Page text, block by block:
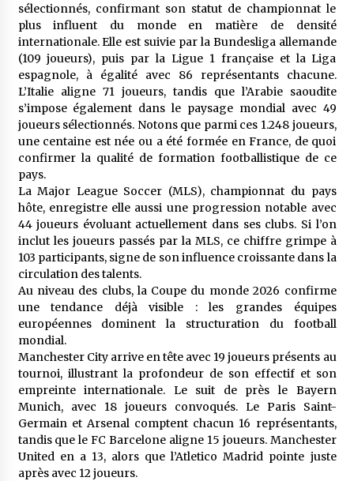
Université Alger 3 : Lancement d’un master à
cursus intégré à la licence en communication
en langue amazighe
3 semaines ago
sélectionnés, confirmant son statut de championnat le
plus influent du monde en matière de densité
internationale. Elle est suivie par la Bundesliga allemande
(109 joueurs), puis par la Ligue 1 française et la Liga
espagnole, à égalité avec 86 représentants chacune.
L’Italie aligne 71 joueurs, tandis que l’Arabie saoudite
s’impose également dans le paysage mondial avec 49
joueurs sélectionnés. Notons que parmi ces 1.248 joueurs,
une centaine est née ou a été formée en France, de quoi
confirmer la qualité de formation footballistique de ce
pays.
La Major League Soccer (MLS), championnat du pays
hôte, enregistre elle aussi une progression notable avec
44 joueurs évoluant actuellement dans ses clubs. Si l’on
inclut les joueurs passés par la MLS, ce chiffre grimpe à
103 participants, signe de son influence croissante dans la
circulation des talents.
Au niveau des clubs, la Coupe du monde 2026 confirme
une tendance déjà visible : les grandes équipes
européennes dominent la structuration du football
mondial.
Manchester City arrive en tête avec 19 joueurs présents au
tournoi, illustrant la profondeur de son effectif et son
empreinte internationale. Le suit de près le Bayern
Munich, avec 18 joueurs convoqués. Le Paris Saint-
Germain et Arsenal comptent chacun 16 représentants,
tandis que le FC Barcelone aligne 15 joueurs. Manchester
United en a 13, alors que l’Atletico Madrid pointe juste
après avec 12 joueurs.